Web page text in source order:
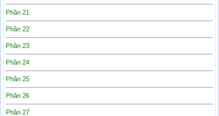
Phần 21
Phần 22
Phần 23
Phần 24
Phần 25
Phần 26
Phần 27